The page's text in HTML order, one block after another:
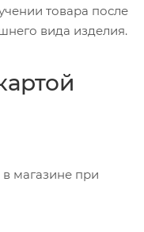
товара после
вида изделия.
магазине при